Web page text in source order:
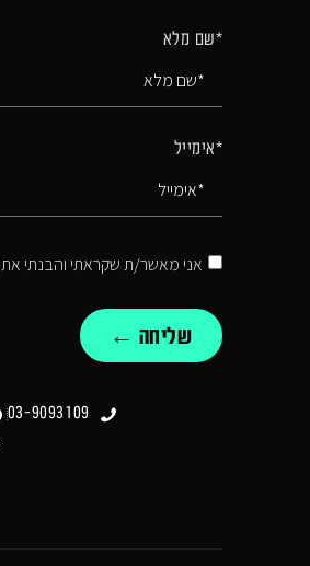
*שם מלא
*אימייל
אני מאשר/ת שקראתי והבנתי את
שליחה ←
03-9093109